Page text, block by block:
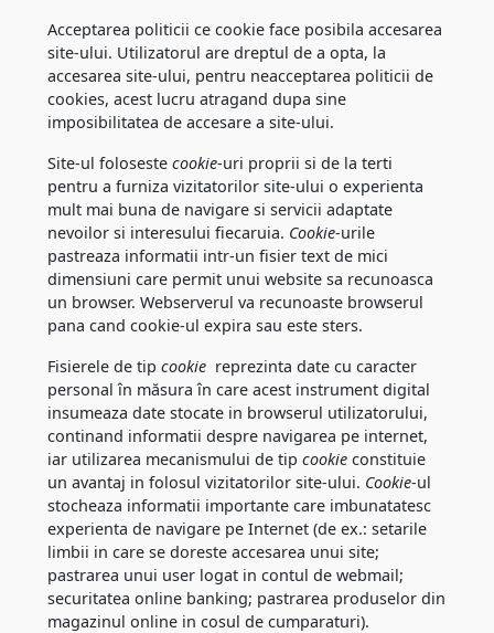
Acceptarea politicii ce cookie face posibila accesarea
site-ului. Utilizatorul are dreptul de a opta, la
accesarea site-ului, pentru neacceptarea politicii de
cookies, acest lucru atragand dupa sine
imposibilitatea de accesare a site-ului.
Site-ul foloseste cookie-uri proprii si de la terti
pentru a furniza vizitatorilor site-ului o experienta
mult mai buna de navigare si servicii adaptate
nevoilor si interesului fiecaruia. Cookie-urile
pastreaza informatii intr-un fisier text de mici
dimensiuni care permit unui website sa recunoasca
un browser. Webserverul va recunoaste browserul
pana cand cookie-ul expira sau este sters.
Fisierele de tip cookiereprezinta date cu caracter
personal în măsura în care acest instrument digital
insumeaza date stocate in browserul utilizatorului,
continand informatii despre navigarea pe internet,
iar utilizarea mecanismului de tip cookie constituie
un avantaj in folosul vizitatorilor site-ului. Cookie-ul
stocheaza informatii importante care imbunatatesc
experienta de navigare pe Internet (de ex.: setarile
limbii in care se doreste accesarea unui site;
pastrarea unui user logat in contul de webmail;
securitatea online banking; pastrarea produselor din
magazinul online in cosul de cumparaturi).